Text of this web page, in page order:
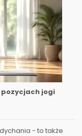
pozycjach jogi
- to także